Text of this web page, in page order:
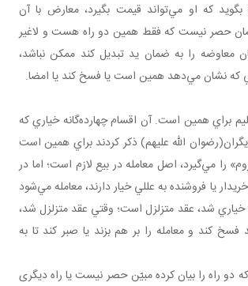
بگويد که او مي‌تواند قيمت بگيرد، معارض با آن
حصر نيست که فقط همين دو راه هست و لاغير
معاوضه را به ضمان يد تبديل کند ممکن نباشد،
که نشان مي‌دهد همين است يا فسخ کند يا امضا.
براي همين است. آن اقسام چهارده‌گانه خياري که
الله عليهم) ذکر کردند براي همين است
را مي‌گيرد، اصل معامله در بيع لازم است؛ اما در
يا فروشنده به عللي خيار دارند، معامله مي‌شود
خياري شد، عقد متزلزل است؛ وقتي عقد متزلزل شد،
فسخ کند و معامله را بر هم بزند يا صبر کند تا به
راه را بيان کرده مبيّن حصر نيست يا راه ديگری